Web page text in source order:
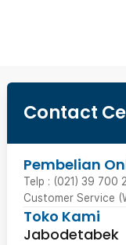
Contact
Pembelian
Telp : (021) 39 700
Customer Service
Toko Kami
Jabodetabek